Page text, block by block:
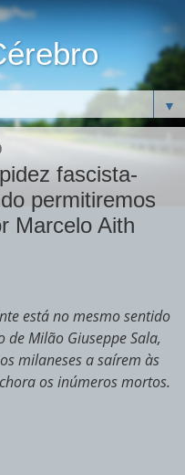
▼
fascista-
permitiremos
Marcelo Aith
está no mesmo sentido
Milão Giuseppe Sala,
milaneses a saírem às
os inúmeros mortos.